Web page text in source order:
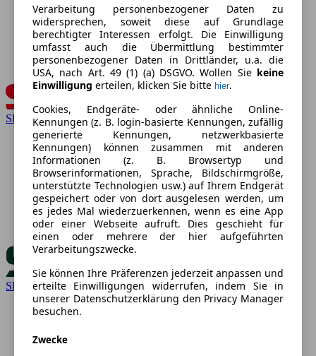
SEAT
Skoda
Verarbeitung personenbezogener Daten zu
widersprechen, soweit diese auf Grundlage
berechtigter Interessen erfolgt. Die Einwilligung
umfasst auch die Übermittlung bestimmter
personenbezogener Daten in Drittländer, u.a. die
USA, nach Art. 49 (1) (a) DSGVO. Wollen Sie keine
Einwilligung erteilen, klicken Sie bitte hier.
Cookies, Endgeräte- oder ähnliche Online-
Kennungen (z. B. login-basierte Kennungen, zufällig
generierte Kennungen, netzwerkbasierte
Kennungen) können zusammen mit anderen
Informationen (z. B. Browsertyp und
Browserinformationen, Sprache, Bildschirmgröße,
unterstützte Technologien usw.) auf Ihrem Endgerät
gespeichert oder von dort ausgelesen werden, um
es jedes Mal wiederzuerkennen, wenn es eine App
oder einer Webseite aufruft. Dies geschieht für
einen oder mehrere der hier aufgeführten
Verarbeitungszwecke.
Sie können Ihre Präferenzen jederzeit anpassen und
erteilte Einwilligungen widerrufen, indem Sie in
unserer Datenschutzerklärung den Privacy Manager
besuchen.
Zwecke